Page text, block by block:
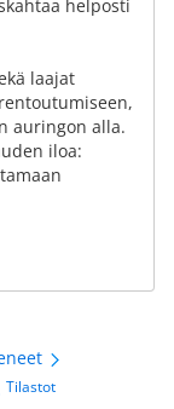
helposti
laajat
auringon alla.
iloa:
Tilastot